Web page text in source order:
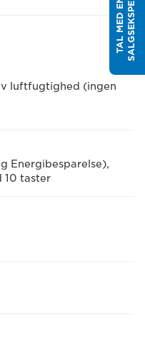
luftfugtighed (ingen
Energibesparelse),
10 taster
T
A
L
M
E
D
E
N
S
A
L
G
S
E
K
S
P
E
RT